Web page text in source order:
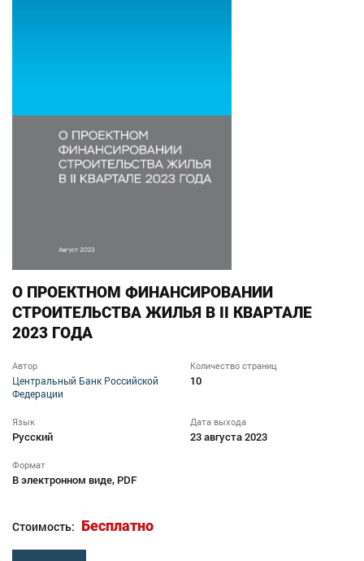
О ПРОЕКТНОМ ФИНАНСИРОВАНИИ
СТРОИТЕЛЬСТВА ЖИЛЬЯ В II КВАРТАЛЕ
2023 ГОДА
Автор
Центральный Банк Российской
Федерации
Количество страниц
10
Язык
Русский
Дата выхода
23 августа 2023
Формат
В электронном виде, PDF
Стоимость: Бесплатно